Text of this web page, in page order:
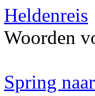
Heldenreis
Woorden
Spring